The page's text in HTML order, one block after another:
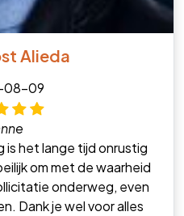
Alieda
08-09
is het lange tijd onrustig
om met de waarheid
onderweg, even
Dank je wel voor alles